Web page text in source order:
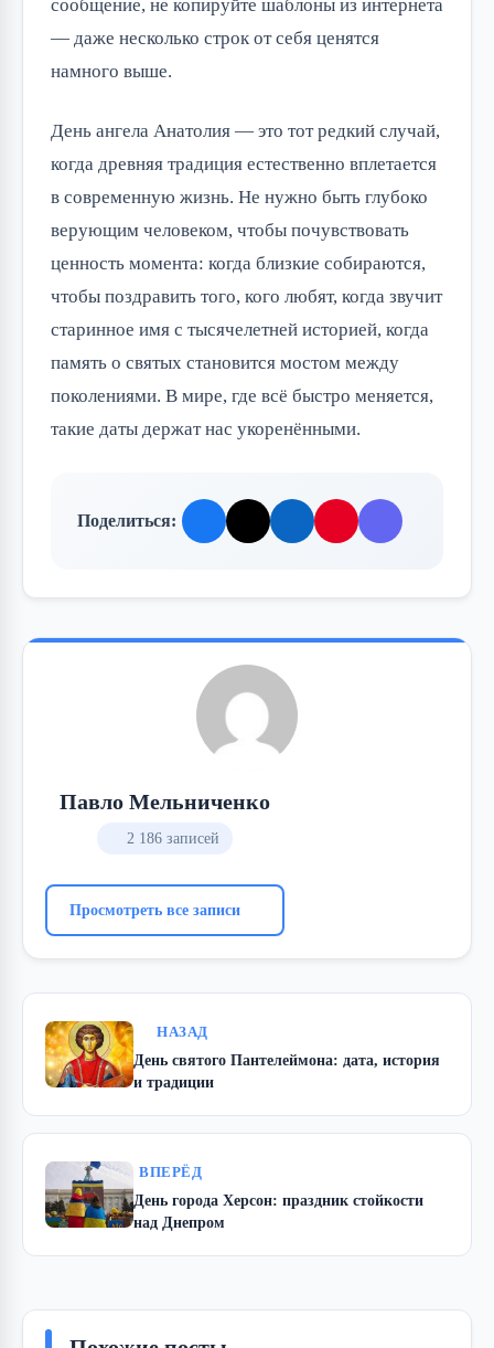
сообщение, не копируйте шаблоны из интернета
— даже несколько строк от себя ценятся
намного выше.
День ангела Анатолия — это тот редкий случай,
когда древняя традиция естественно вплетается
в современную жизнь. Не нужно быть глубоко
верующим человеком, чтобы почувствовать
ценность момента: когда близкие собираются,
чтобы поздравить того, кого любят, когда звучит
старинное имя с тысячелетней историей, когда
память о святых становится мостом между
поколениями. В мире, где всё быстро меняется,
такие даты держат нас укоренёнными.
Поделиться:
Павло Мельниченко
2 186 записей
Просмотреть все записи
НАЗАД
День святого Пантелеймона: дата, история
и традиции
ВПЕРЁД
День города Херсон: праздник стойкости
над Днепром